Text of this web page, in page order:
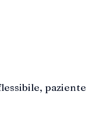
paziente